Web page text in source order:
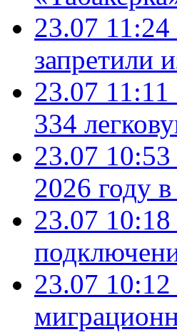
23.07 11:24
запретили
23.07 11:11
334
23.07 10:53
2026 году
23.07 10:18
23.07 10:12